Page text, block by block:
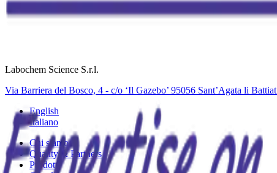
Siamo pienamente consapevoli dell'impatto che i nostri clienti hanno
industrie seguano rigorosamente le normative nazionali,
Labochem Science S.r.l.
Via Barriera del Bosco, 4 - c/o ‘Il Gazebo’ 95056 Sant’Agata li
English
Italiano
Chi siamo
Quality & Partners
Prodotti